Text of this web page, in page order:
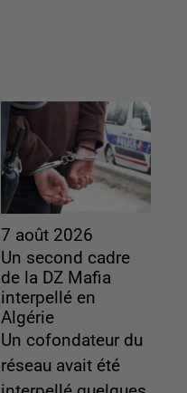
7 août 2026
Un second cadre
de la DZ Mafia
interpellé en
Algérie
Un cofondateur du
réseau avait été